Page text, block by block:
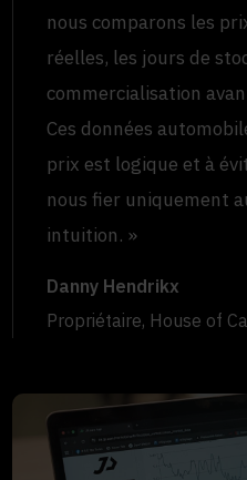
nous comparons les
réelles, les jours de
commercialisation
Ces données
prix est logique et à
nous fier uniquement
intuition. »
Danny Hendrikx
Propriétaire, House of